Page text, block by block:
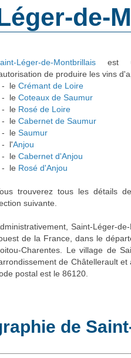
de-
Léger-de-Montbrillais est
de produire les vins
- le Crémant de Loire
- le Coteaux de Saumur
- le Rosé de Loire
- le Cabernet de Saumur
- le Saumur
- l'Anjou
- le Cabernet d'Anjou
- le Rosé d'Anjou
trouverez tous les détails
suivante.
Saint-Léger-
de la France, dans le
Charentes. Le village de
de Châtellerault
postal est le 86120.
de